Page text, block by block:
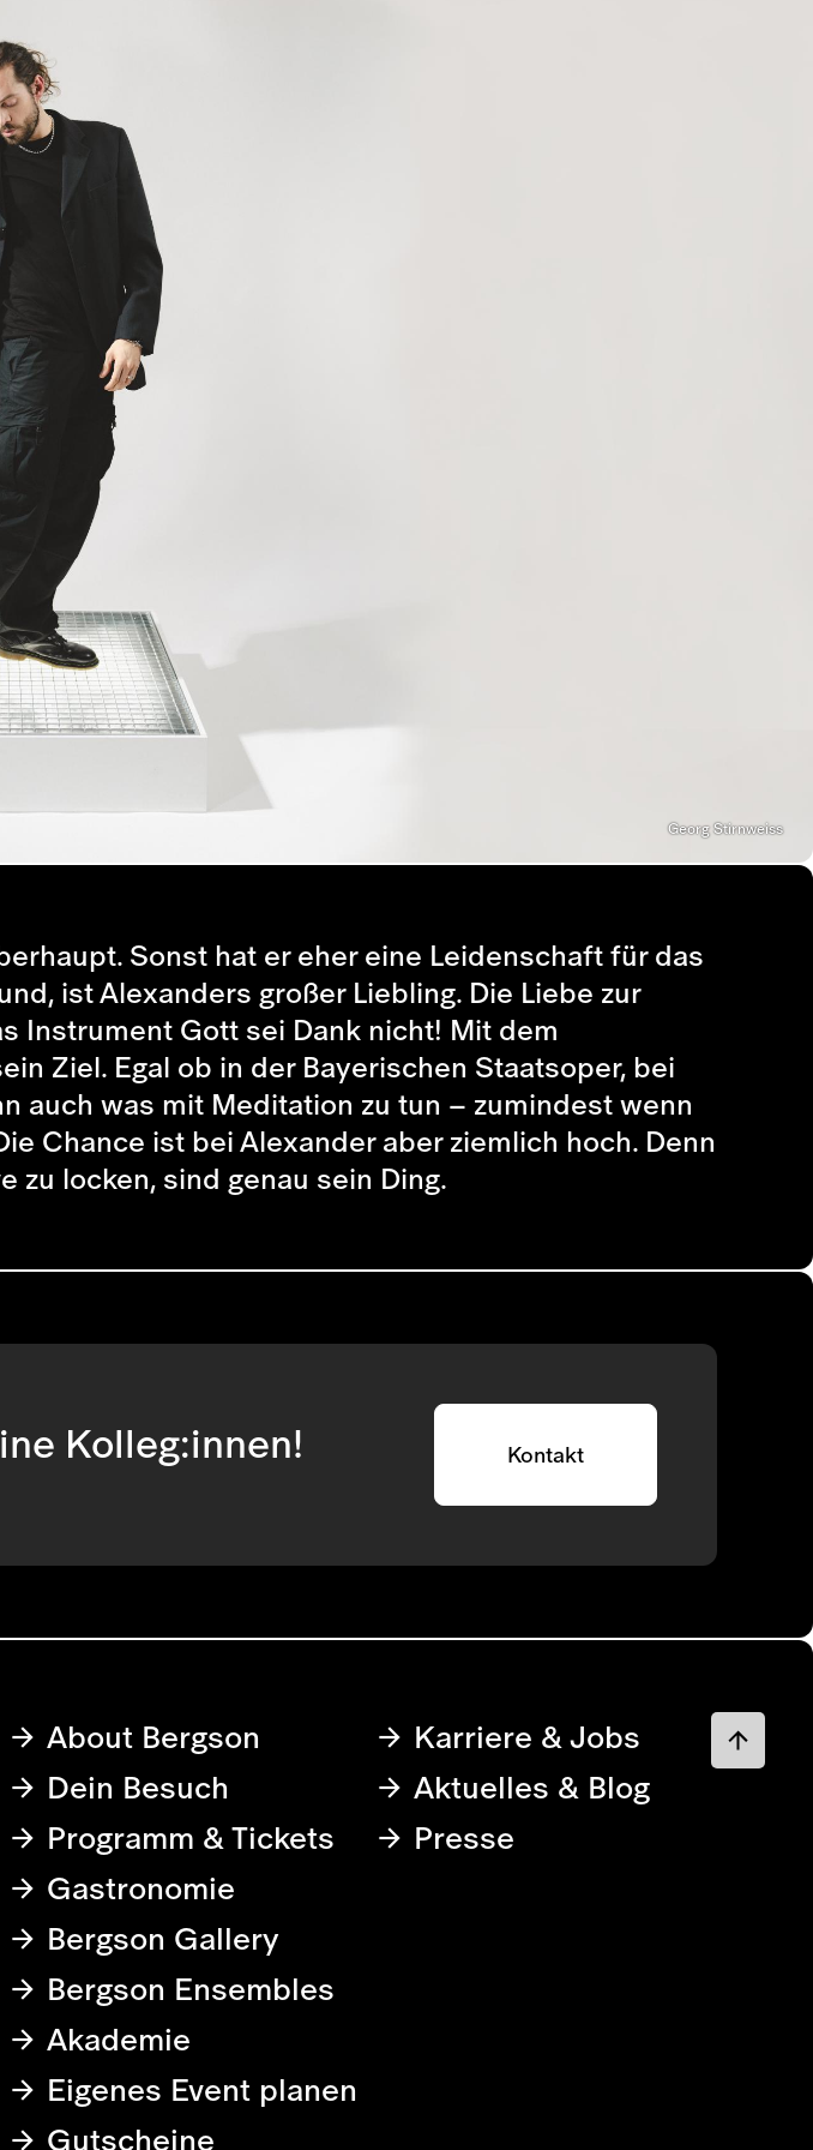
Georg Stirnweiss
Sonst hat er eher eine Leidenschaft für das
ist Alexanders großer Liebling. Die Liebe zur
Instrument Gott sei Dank nicht! Mit dem
Ziel. Egal ob in der Bayerischen Staatsoper, bei
auch was mit Meditation zu tun – zumindest wenn
Chance ist bei Alexander aber ziemlich hoch. Denn
zu locken, sind genau sein Ding.
Kolleg:innen! Kontakt
About Bergson
Dein Besuch
Programm & Tickets
Gastronomie
Bergson Gallery
Bergson Ensembles
Akademie
Eigenes Event planen
Gutscheine
Karriere & Jobs
Aktuelles & Blog
Presse